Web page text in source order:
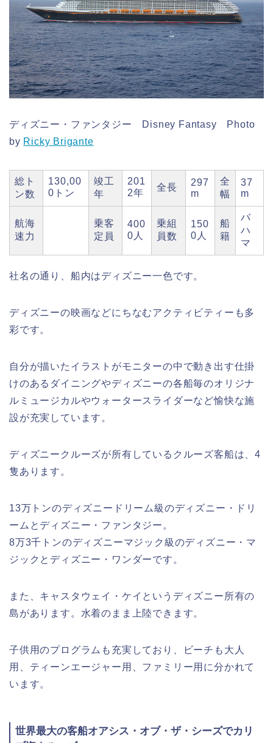
ディズニー・ファンタジー Disney Fantasy Photo
by Ricky Brigante
総ト
ン数
130,00
0トン
竣工
年
201
2年
全長
297
m
全
幅
37
m
航海
速力
乗客
定員
400
0人
乗組
員数
150
0人
船
籍
バ
ハ
マ
社名の通り、船内はディズニー一色です。
ディズニーの映画などにちなむアクティビティーも多
彩です。
自分が描いたイラストがモニターの中で動き出す仕掛
けのあるダイニングやディズニーの各船毎のオリジナ
ルミュージカルやウォータースライダーなど愉快な施
設が充実しています。
ディズニークルーズが所有しているクルーズ客船は、4
隻あります。
13万トンのディズニードリーム級のディズニー・ドリ
ームとディズニー・ファンタジー。
8万3千トンのディズニーマジック級のディズニー・マ
ジックとディズニー・ワンダーです。
また、キャスタウェイ・ケイというディズニー所有の
島があります。水着のまま上陸できます。
子供用のプログラムも充実しており、ビーチも大人
用、ティーンエージャー用、ファミリー用に分かれて
います。
世界最大の客船オアシス・オブ・ザ・シーズでカリ